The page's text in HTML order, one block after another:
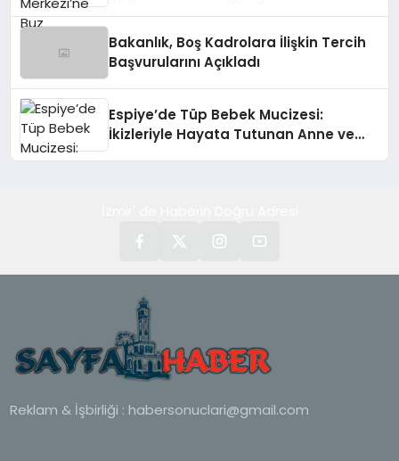
Bakanlık, Boş Kadrolara İlişkin Tercih
Başvurularını Açıkladı
Espiye’de Tüp Bebek Mucizesi:
İkizleriyle Hayata Tutunan Anne ve
Reklam & İşbirliği : habersonuclari@gmail.com